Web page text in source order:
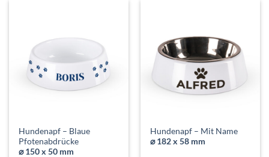
Hundenapf – Blaue
Pfotenabdrücke
⌀ 150 x 50 mm
Hundenapf – Mit Name
⌀ 182 x 58 mm